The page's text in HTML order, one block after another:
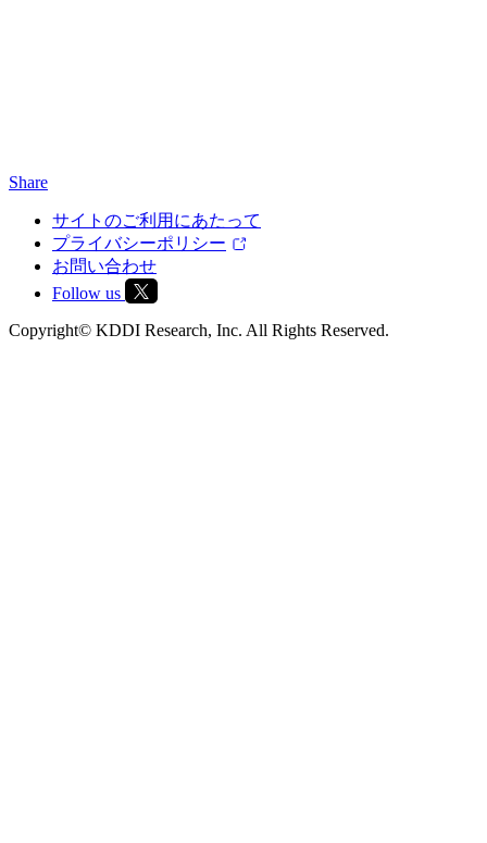
Share
サイトのご利用にあたって
プライバシーポリシー
お問い合わせ
Follow us
Copyright© KDDI Research, Inc. All Rights Reserved.